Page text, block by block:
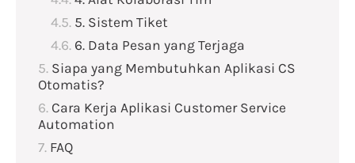
5. Sistem Tiket
6. Data Pesan yang Terjaga
Siapa yang Membutuhkan Aplikasi CS
Otomatis?
Cara Kerja Aplikasi Customer Service
Automation
FAQ